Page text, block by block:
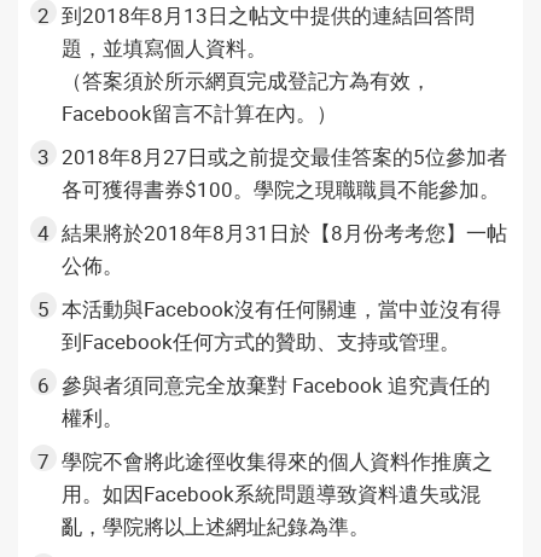
到2018年8月13日之帖文中提供的連結回答問
題，並填寫個人資料。
（答案須於所示網頁完成登記方為有效，
Facebook留言不計算在內。）
2018年8月27日或之前提交最佳答案的5位參加者
各可獲得書券$100。學院之現職職員不能參加。
結果將於2018年8月31日於【8月份考考您】一帖
公佈。
本活動與Facebook沒有任何關連，當中並沒有得
到Facebook任何方式的贊助、支持或管理。
參與者須同意完全放棄對 Facebook 追究責任的
權利。
學院不會將此途徑收集得來的個人資料作推廣之
用。如因Facebook系統問題導致資料遺失或混
亂，學院將以上述網址紀錄為準。